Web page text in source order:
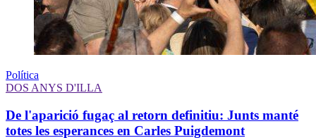
Política
DOS ANYS D'ILLA
De l'aparició fugaç al retorn definitiu: Junts manté
totes les esperances en Carles Puigdemont